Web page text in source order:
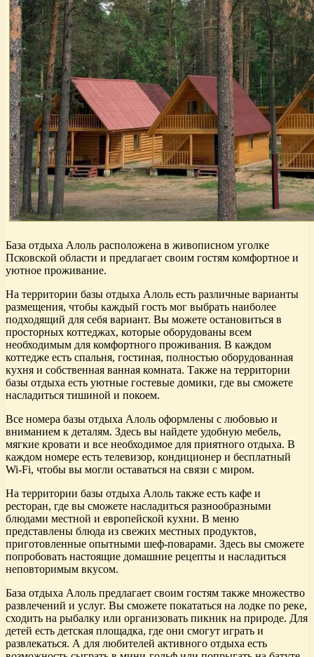
База отдыха Алоль расположена в живописном уголке
Псковской области и предлагает своим гостям комфортное и
уютное проживание.
На территории базы отдыха Алоль есть различные варианты
размещения, чтобы каждый гость мог выбрать наиболее
подходящий для себя вариант. Вы можете остановиться в
просторных коттеджах, которые оборудованы всем
необходимым для комфортного проживания. В каждом
коттедже есть спальня, гостиная, полностью оборудованная
кухня и собственная ванная комната. Также на территории
базы отдыха есть уютные гостевые домики, где вы сможете
насладиться тишиной и покоем.
Все номера базы отдыха Алоль оформлены с любовью и
вниманием к деталям. Здесь вы найдете удобную мебель,
мягкие кровати и все необходимое для приятного отдыха. В
каждом номере есть телевизор, кондиционер и бесплатный
Wi-Fi, чтобы вы могли оставаться на связи с миром.
На территории базы отдыха Алоль также есть кафе и
ресторан, где вы сможете насладиться разнообразными
блюдами местной и европейской кухни. В меню
представлены блюда из свежих местных продуктов,
приготовленные опытными шеф-поварами. Здесь вы сможете
попробовать настоящие домашние рецепты и насладиться
неповторимым вкусом.
База отдыха Алоль предлагает своим гостям также множество
развлечений и услуг. Вы сможете покататься на лодке по реке,
сходить на рыбалку или организовать пикник на природе. Для
детей есть детская площадка, где они смогут играть и
развлекаться. А для любителей активного отдыха есть